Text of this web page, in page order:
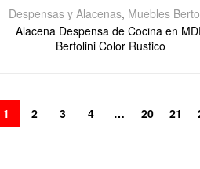
Despensas y Alacenas, Muebles
Alacena Despensa de Cocina en
Bertolini Color Rustico
1 2 3 4 … 20 21